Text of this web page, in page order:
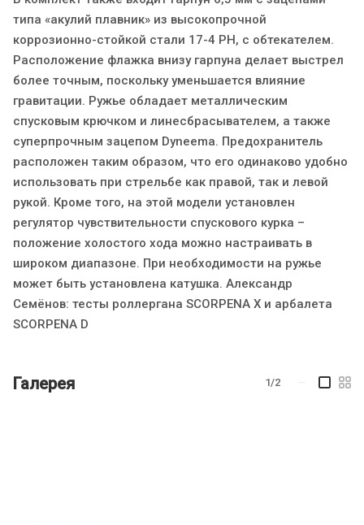
типа «акулий плавник» из высокопрочной
коррозионно-стойкой стали 17-4 PH, с обтекателем.
Расположение флажка внизу гарпуна делает выстрел
более точным, поскольку уменьшается влияние
гравитации. Ружье обладает металлическим
спусковым крючком и линесбрасывателем, а также
суперпрочным зацепом Dyneema. Предохранитель
расположен таким образом, что его одинаково удобно
использовать при стрельбе как правой, так и левой
рукой. Кроме того, на этой модели установлен
регулятор чувствительности спускового курка –
положение холостого хода можно настраивать в
широком диапазоне. При необходимости на ружье
может быть установлена катушка. Александр
Семёнов: тесты роллергана SCORPENA X и арбалета
SCORPENA D
Галерея 1/2